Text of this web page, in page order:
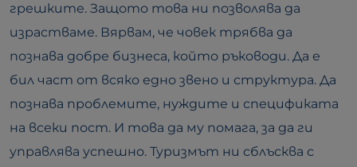
грешките. Защото това ни позволява да
израстваме. Вярвам, че човек трябва да
познава добре бизнеса, който ръководи. Да е
бил част от всяко едно звено и структура. Да
познава проблемите, нуждите и спецификата
на всеки пост. И това да му помага, за да ги
управлява успешно. Туризмът ни сблъсква с